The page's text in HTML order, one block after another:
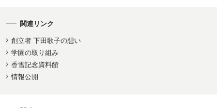
関連リンク
創立者 下田歌子の想い
学園の取り組み
香雪記念資料館
情報公開